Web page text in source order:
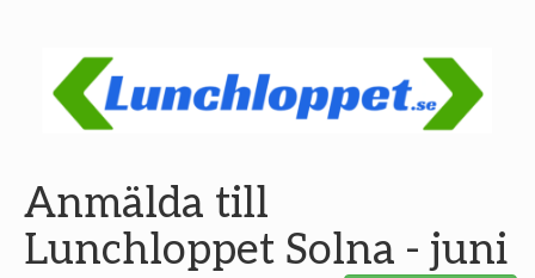
Anmälda till
Lunchloppet Solna - juni